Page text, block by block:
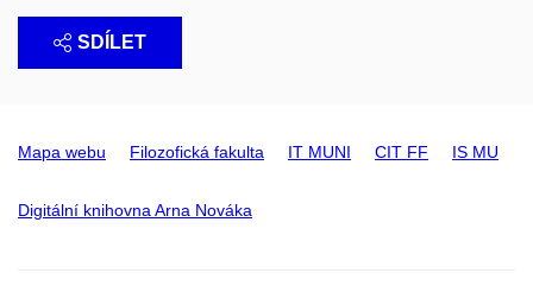
SDÍLET
Mapa webu Filozofická fakulta IT MUNI CIT FF IS MU
Digitální knihovna Arna Nováka